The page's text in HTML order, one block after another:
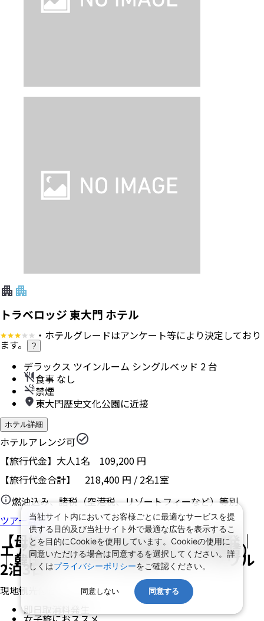
トラベロッジ 東大門 ホテル
・ホテルグレードはアンケート等により決定しており
ます。 ?
デラックス ツインルーム シングルベッド 2 台
食事 なし
禁煙
東大門歴史文化公園に近接
ホテル詳細
ホテルアレンジ可
【旅行代金】大人1名 109,200 円
【旅行代金合計】 218,400 円 / 2名1室
燃油込み、諸税（空港税、リゾートフィーなど）等別
ツアー詳細
【母娘・女子旅におすすめ】｜関空発｜
エアソウル 往復直行便利用（PEX運賃）
｜韓国人気コスメ店満喫プラン｜ソウル
2泊3日
現地観光付き
即日取消料発生
当社サイト内においてお客様ごとに最適なサービスを提
供する目的及び当社サイト外で最適な広告を表示するこ
とを目的にCookieを使用しています。Cookieの使用に
同意いただける場合は同意するを選択してください。詳
しくはプライバシーポリシーをご確認ください。
同意しない 同意する